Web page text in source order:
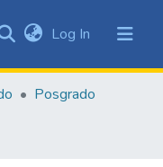
Log In (current)
Posgrado